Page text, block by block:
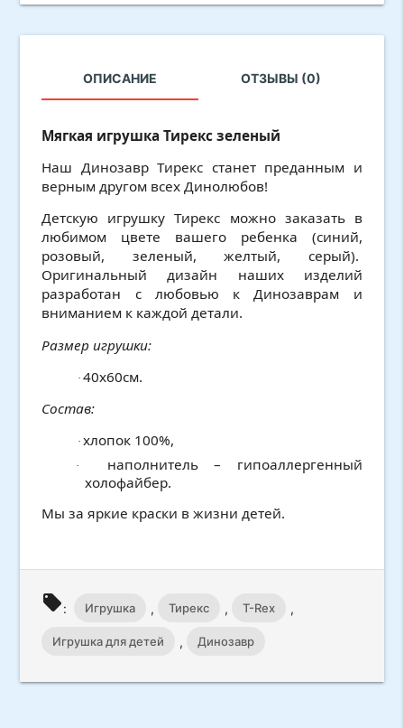
ОПИСАНИЕ ОТЗЫВЫ (0)
Мягкая игрушка Тирекс зеленый
Наш Динозавр Тирекс станет преданным и
верным другом всех Динолюбов!
Детскую игрушку Тирекс можно заказать в
любимом цвете вашего ребенка (синий,
розовый, зеленый, желтый, серый).
Оригинальный дизайн наших изделий
разработан с любовью к Динозаврам и
вниманием к каждой детали.
Размер игрушки:
· 40х60см.
Состав:
· хлопок 100%,
·
наполнитель – гипоаллергенный
холофайбер.
Мы за яркие краски в жизни детей.
local_offer: Игрушка , Тирекс , T-Rex ,
Игрушка для детей , Динозавр